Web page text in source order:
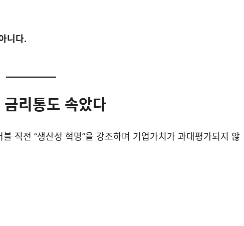
니다.
리통도 속았다
직전 “생산성 혁명”을 강조하며 기업가치가 과대평가되지 않